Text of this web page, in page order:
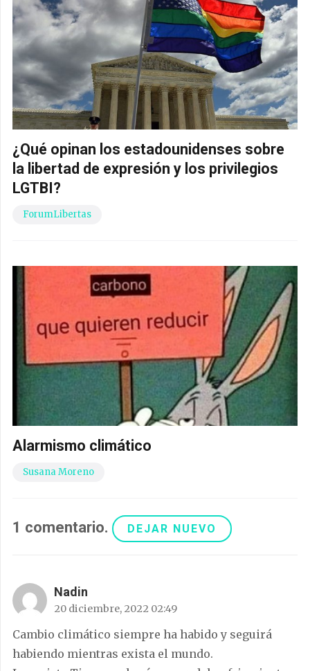
¿Qué opinan los estadounidenses sobre
la libertad de expresión y los privilegios
LGTBI?
ForumLibertas
Alarmismo climático
Susana Moreno
1 comentario. DEJAR NUEVO
Nadin
20 diciembre, 2022 02:49
Cambio climático siempre ha habido y seguirá
habiendo mientras exista el mundo.